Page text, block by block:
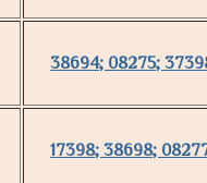
38694; 08275;
17398; 38698;